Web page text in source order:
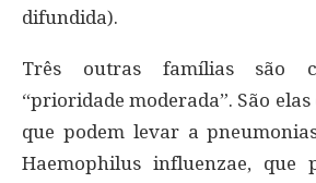
difundida).
Três outras famílias são
“prioridade moderada”. São
que podem levar a
Haemophilus influenzae, que